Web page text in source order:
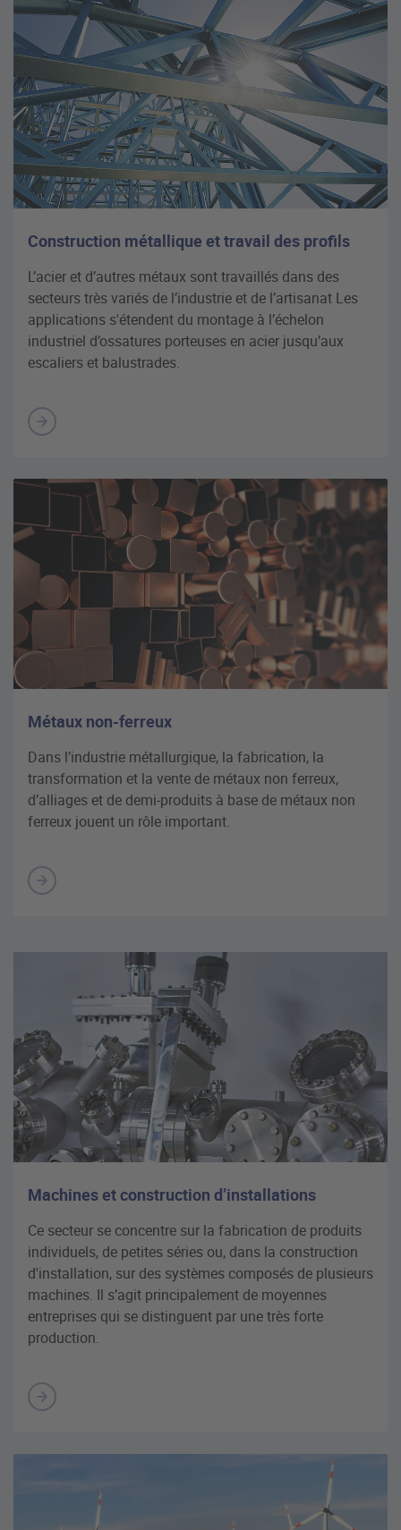
Construction métallique et travail des profils
L’acier et d’autres métaux sont travaillés dans des
secteurs très variés de l’industrie et de l’artisanat Les
applications s'étendent du montage à l’échelon
industriel d’ossatures porteuses en acier jusqu’aux
escaliers et balustrades.
Métaux non-ferreux
Dans l’industrie métallurgique, la fabrication, la
transformation et la vente de métaux non ferreux,
d’alliages et de demi-produits à base de métaux non
ferreux jouent un rôle important.
Machines et construction d’installations
Ce secteur se concentre sur la fabrication de produits
individuels, de petites séries ou, dans la construction
d'installation, sur des systèmes composés de plusieurs
machines. Il s’agit principalement de moyennes
entreprises qui se distinguent par une très forte
production.